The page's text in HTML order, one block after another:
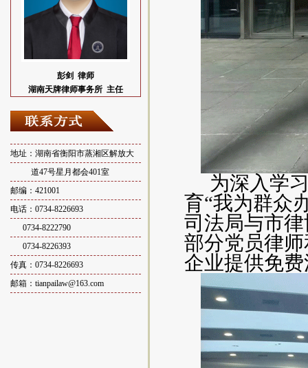
彭剑 律师
湖南天牌律师事务所 主任
地址：湖南省衡阳市蒸湘区解放大
道47号星月都会401室
邮编：421001
电话：0734-8226693
0734-8222790
0734-8226393
传真：0734-8226693
邮箱：tianpailaw@163.com
为深入学
育“我为群众
司法局与市
部分党员律
企业提供免